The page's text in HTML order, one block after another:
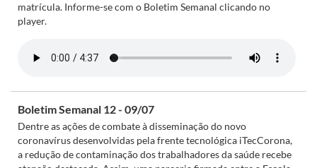
matrícula. Informe-se com o Boletim Semanal clicando no
player.
Boletim Semanal 12 - 09/07
Dentre as ações de combate à disseminação do novo
coronavírus desenvolvidas pela frente tecnológica iTecCorona,
a redução de contaminação dos trabalhadores da saúde recebe